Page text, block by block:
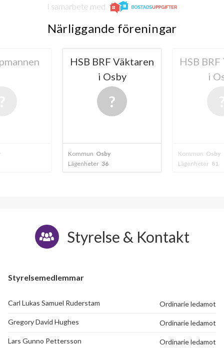
I samarbete med
Närliggande föreningar
HSB BRF Väktaren
i Osby
Kommun Osby
Lägenheter 36
HSB
i
Kommun Osby
Lägenheter 81
Styrelse & Kontakt
Styrelsemedlemmar
Carl Lukas Samuel Ruderstam Ordinarie ledamot
Gregory David Hughes Ordinarie ledamot
Lars Gunno Pettersson Ordinarie ledamot